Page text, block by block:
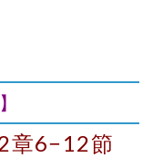
章6−12節